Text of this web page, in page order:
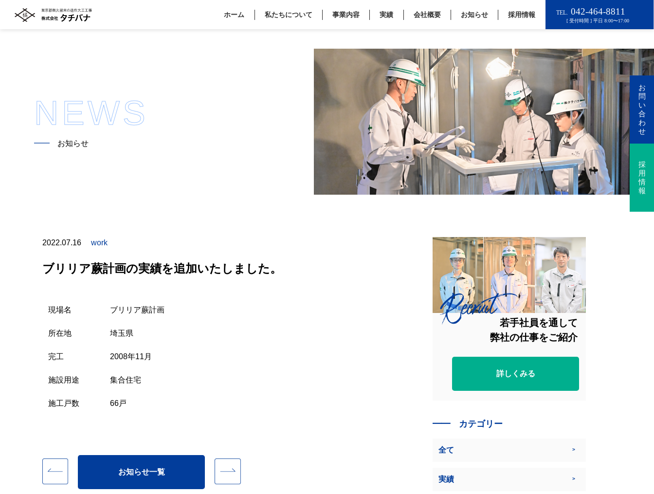
ホーム 私たちについて 事業内容 実績 会社概要 お知らせ 採用情報
お
問
い
合
わ
せ
採
用
情
報
NEWS
━━ お知らせ
2022.07.16 work
ブリリア蕨計画の実績を追加いたしました。
現場名 ブリリア蕨計画
所在地 埼玉県
完工 2008年11月
施設用途 集合住宅
施工戸数 66戸
お知らせ一覧
若手社員を通して
弊社の仕事をご紹介
詳しくみる
━━カテゴリー
全て
実績